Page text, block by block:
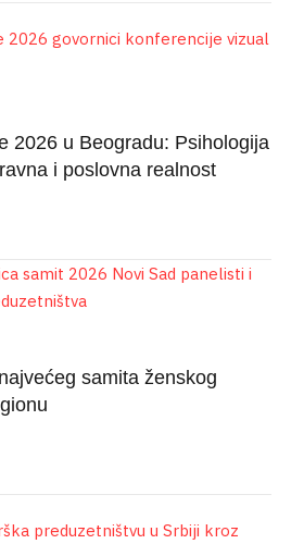
2026 u Beogradu: Psihologija
i poslovna realnost
samita ženskog